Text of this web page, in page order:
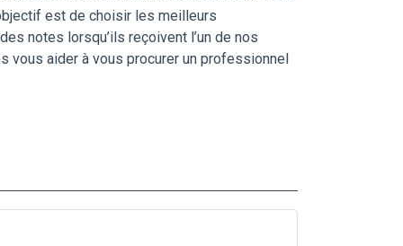
est de choisir les meilleurs
notes lorsqu’ils reçoivent l’un de nos
vous aider à vous procurer un professionnel